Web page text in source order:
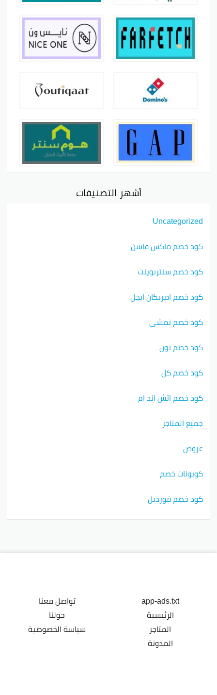
أشهر التصنيفات
Uncategorized
كود خصم ماكس فاشن
كود خصم سنتربوينت
كود خصم امريكان ايجل
كود خصم نمشي
كود خصم نون
كود خصم كل
كود خصم اتش اند ام
جميع المتاجر
عروض
كوبونات خصم
كود خصم فورديل
app-ads.txt
الرئيسية
المتاجر
المدونة
تواصل معنا
حولنا
سياسة الخصوصية